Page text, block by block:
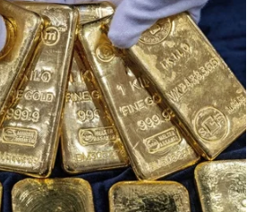
Văn Được (giữa) trao kỷ niệm chương
Hội Cựu chiến binh TTXVN. (Ảnh:
PV/Vietnam+)
hành Hội cựu chiến binh